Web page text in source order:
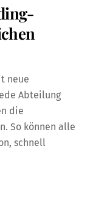
neue
Abteilung
die
So können alle
schnell